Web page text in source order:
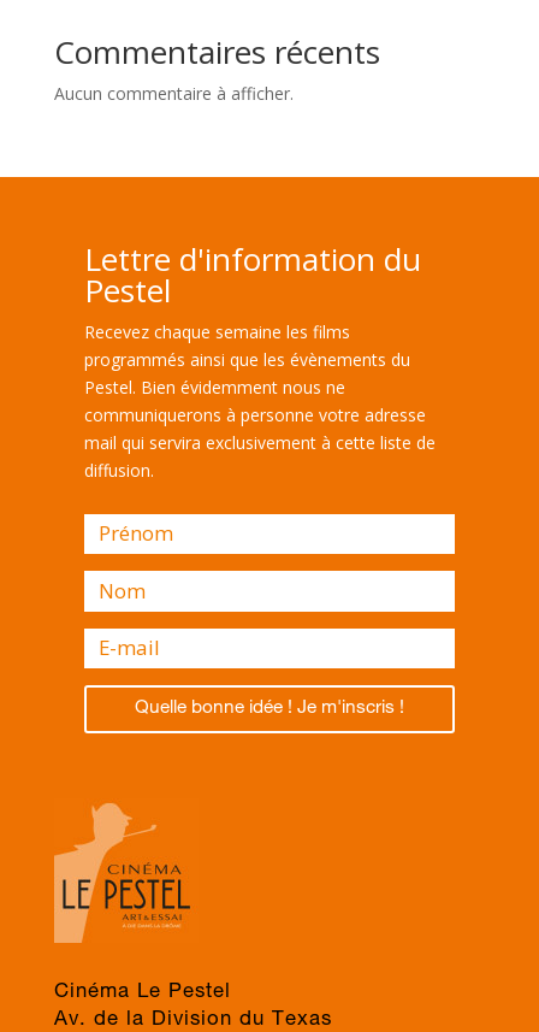
Commentaires récents
Aucun commentaire à afficher.
Lettre d'information du
Pestel
Recevez chaque semaine les films
programmés ainsi que les évènements du
Pestel. Bien évidemment nous ne
communiquerons à personne votre adresse
mail qui servira exclusivement à cette liste de
diffusion.
Quelle bonne idée ! Je m'inscris !
Cinéma Le Pestel
Av. de la Division du Texas